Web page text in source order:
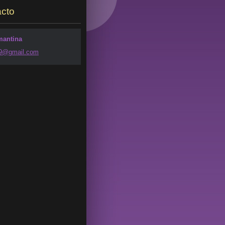
mail.com